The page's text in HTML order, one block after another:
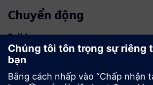
Chuyển động
Build
Mở rộng hoặc xây dựng dựa trên sản
Siemens Xcelerator bằng cách xây dựng
hoặc tạo ra một giải pháp khách hàng